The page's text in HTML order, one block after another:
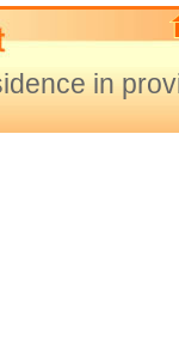
in